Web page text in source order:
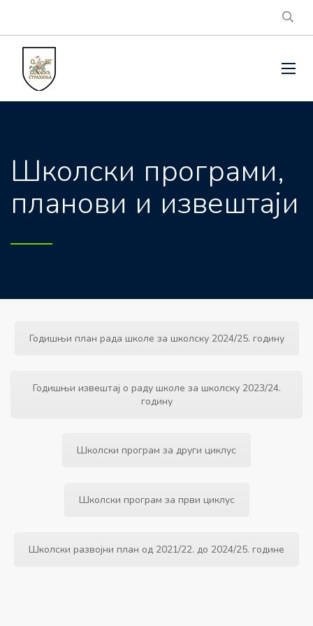
Школски програми,
планови и извештаји
Годишњи план рада школе за школску 2024/25. годину
Годишњи извештај о раду школе за школску 2023/24.
годину
Школски програм за други циклус
Школски програм за први циклус
Школски развојни план од 2021/22. до 2024/25. године